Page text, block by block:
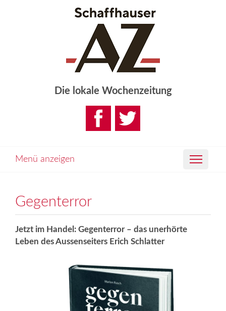
Die lokale Wochenzeitung
Menü anzeigen
Gegenterror
Jetzt im Handel: Gegenterror – das unerhörte
Leben des Aussenseiters Erich Schlatter